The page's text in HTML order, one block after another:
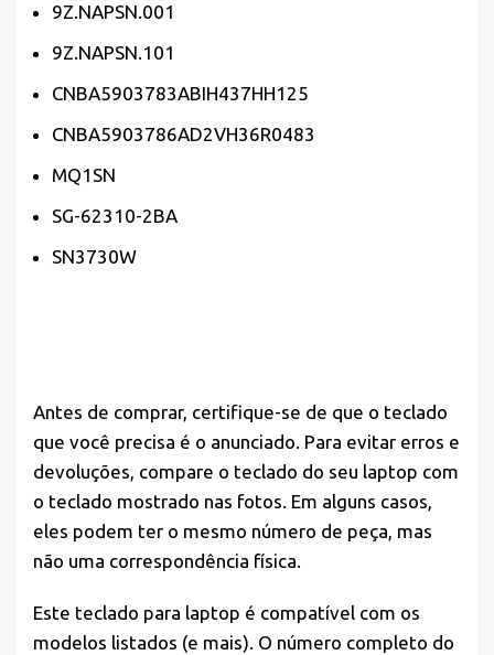
9Z.NAPSN.001
9Z.NAPSN.101
CNBA5903783ABIH437HH125
CNBA5903786AD2VH36R0483
MQ1SN
SG-62310-2BA
SN3730W
Antes de comprar, certifique-se de que o teclado
que você precisa é o anunciado. Para evitar erros e
devoluções, compare o teclado do seu laptop com
o teclado mostrado nas fotos. Em alguns casos,
eles podem ter o mesmo número de peça, mas
não uma correspondência física.
Este teclado para laptop é compatível com os
modelos listados (e mais). O número completo do